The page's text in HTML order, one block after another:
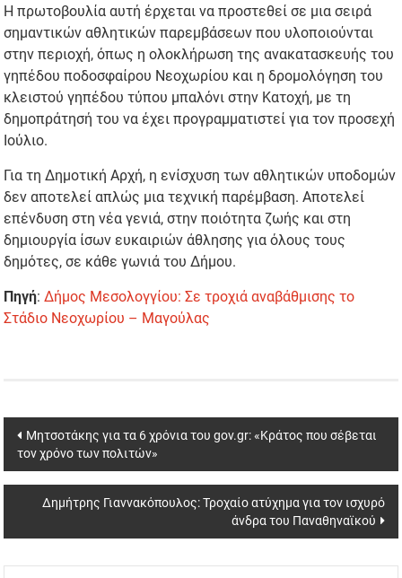
Η πρωτοβουλία αυτή έρχεται να προστεθεί σε μια σειρά
σημαντικών αθλητικών παρεμβάσεων που υλοποιούνται
στην περιοχή, όπως η ολοκλήρωση της ανακατασκευής του
γηπέδου ποδοσφαίρου Νεοχωρίου και η δρομολόγηση του
κλειστού γηπέδου τύπου μπαλόνι στην Κατοχή, με τη
δημοπράτησή του να έχει προγραμματιστεί για τον προσεχή
Ιούλιο.
Για τη Δημοτική Αρχή, η ενίσχυση των αθλητικών υποδομών
δεν αποτελεί απλώς μια τεχνική παρέμβαση. Αποτελεί
επένδυση στη νέα γενιά, στην ποιότητα ζωής και στη
δημιουργία ίσων ευκαιριών άθλησης για όλους τους
δημότες, σε κάθε γωνιά του Δήμου.
Πηγή:Δήμος Μεσολογγίου: Σε τροχιά αναβάθμισης το
Στάδιο Νεοχωρίου – Μαγούλας
Post
navigation
Μητσοτάκης για τα 6 χρόνια του gov.gr: «Κράτος που σέβεται
τον χρόνο των πολιτών»
Δημήτρης Γιαννακόπουλος: Τροχαίο ατύχημα για τον ισχυρό
άνδρα του Παναθηναϊκού